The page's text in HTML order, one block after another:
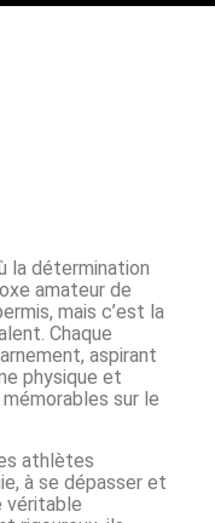
la détermination
amateur de
mais c’est la
Chaque
aspirant
physique et
sur le
athlètes
à se dépasser et
véritable